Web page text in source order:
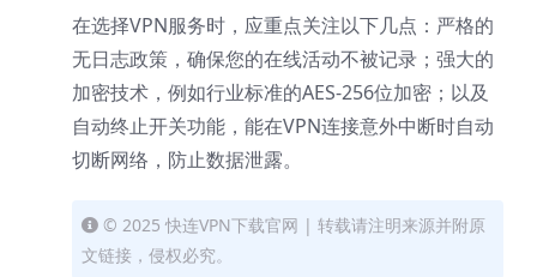
在选择VPN服务时，应重点关注以下几点：严格的
无日志政策，确保您的在线活动不被记录；强大的
加密技术，例如行业标准的AES-256位加密；以及
自动终止开关功能，能在VPN连接意外中断时自动
切断网络，防止数据泄露。
© 2025 快连VPN下载官网 | 转载请注明来源并附原
文链接，侵权必究。